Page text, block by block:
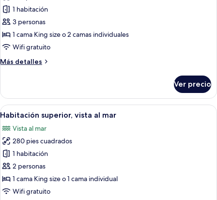
de
Habitación
doble
Deluxe
1 habitación
3 personas
1 cama King size o 2 camas individuales
Wifi gratuito
Más detalles
Más
doble
Deluxe
Ver precio
Abrir
todas
las
fotos
de
Habitación
superior,
vista
Habitación de hotel con cama,
6
Habitación superior, vista al mar
Vista al mar
280 pies cuadrados
1 habitación
2 personas
1 cama King size o 1 cama individual
Wifi gratuito